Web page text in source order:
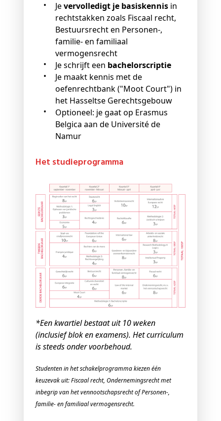
Jevervolledigt je basiskennis in
rechtstakken zoals Fiscaal recht,
Bestuursrecht en Personen-,
familie- en familiaal
vermogensrecht
Je schrijft een bachelorscriptie
Je maakt kennis met de
oefenrechtbank ("Moot Court") in
het Hasseltse Gerechtsgebouw
Optioneel: je gaat op Erasmus
Belgica aan de Université de
Namur
Het studieprogramma
*Een kwartiel bestaat uit 10 weken
(inclusief blok en examens). Het curriculum
is steeds onder voorbehoud.
Studenten in het schakelprogramma kiezen één
keuzevak uit: Fiscaal recht, Ondernemingsrecht met
inbegrip van het vennootschapsrecht of Personen-,
familie- en familiaal vermogensrecht.